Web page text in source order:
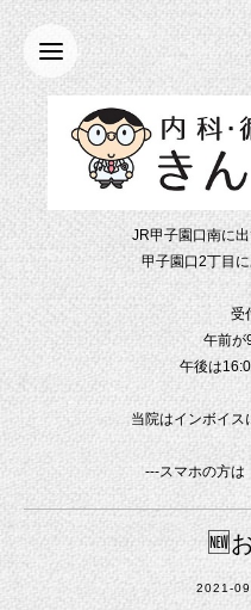
JR甲子園口南に
甲子園口2丁目に
受
午前が
午後は
当院はインボイス
---スマホの方
🆕
2021-